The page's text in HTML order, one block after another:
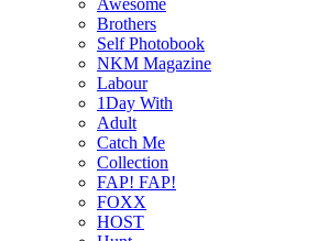
Awesome
Brothers
Self Photobook
NKM Magazine
Labour
1Day With
Adult
Catch Me
Collection
FAP! FAP!
FOXX
HOST